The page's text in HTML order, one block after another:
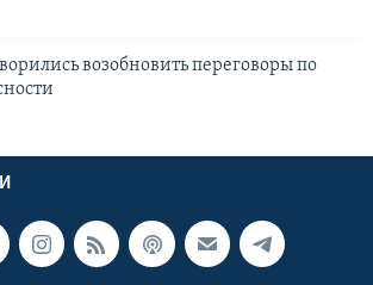
возобновить переговоры по